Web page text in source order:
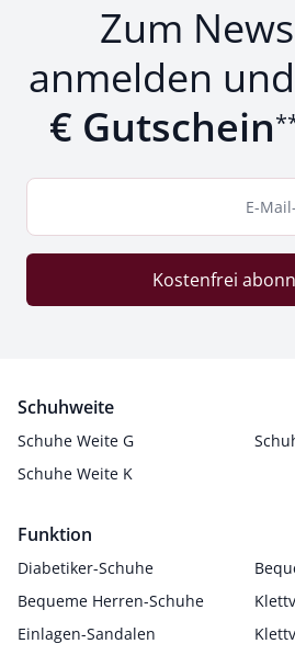
Zum
anmelden
€ Gutschein
E-
Kostenfrei
Schuhweite
Schuhe Weite G
Schuhe Weite K
Funktion
Diabetiker-Schuhe
Bequeme Herren-Schuhe
Einlagen-Sandalen